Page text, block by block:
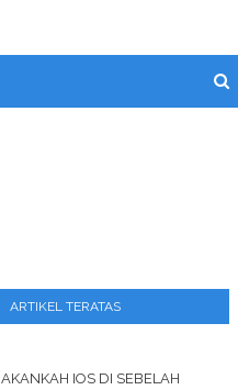
ARTIKEL TERATAS
AKANKAH IOS DI SEBELAH